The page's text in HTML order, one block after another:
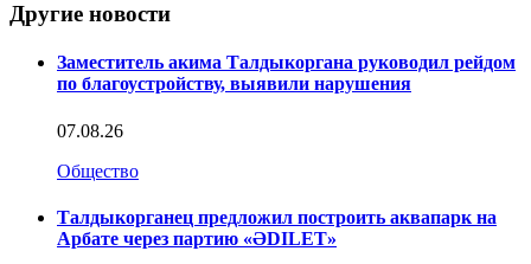
Другие новости
Заместитель акима Талдыкоргана руководил рейдом
по благоустройству, выявили нарушения
07.08.26
Общество
Талдыкорганец предложил построить аквапарк на
Арбате через партию «ӘDILET»